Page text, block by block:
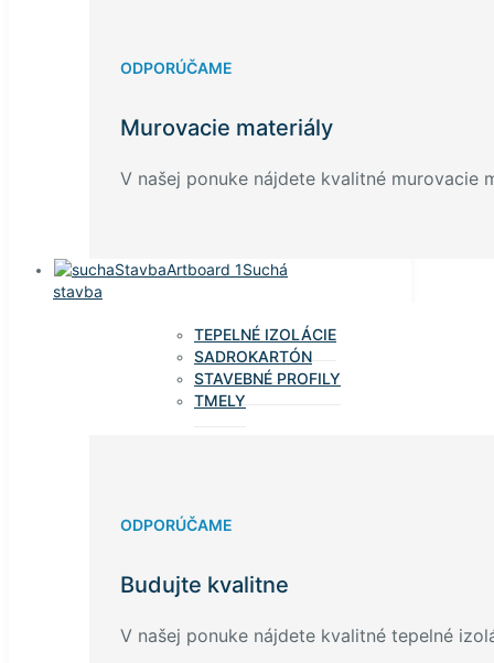
ODPORÚČAME
Murovacie materiály
V našej ponuke nájdete kvalitné murovacie
Suchá
stavba
TEPELNÉ IZOLÁCIE
SADROKARTÓN
STAVEBNÉ PROFILY
TMELY
ODPORÚČAME
Budujte kvalitne
V našej ponuke nájdete kvalitné tepelné